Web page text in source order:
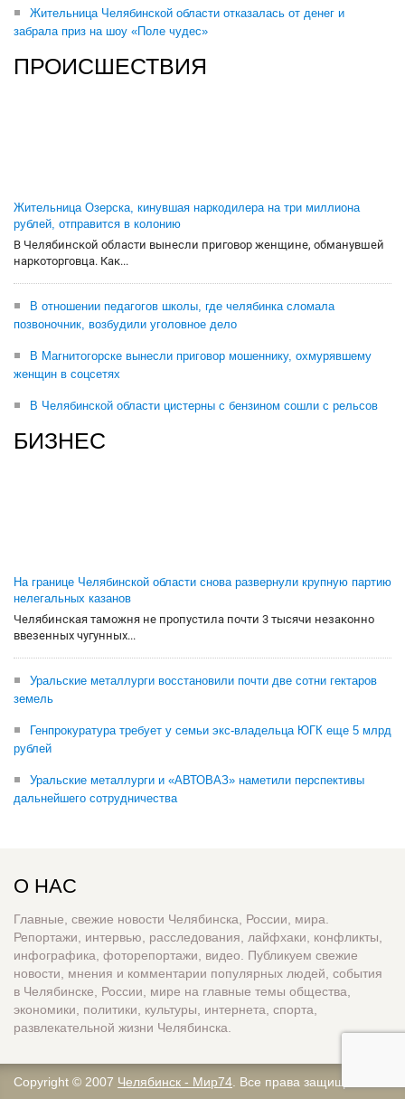
Жительница Челябинской области отказалась от денег и
забрала приз на шоу «Поле чудес»
ПРОИСШЕСТВИЯ
Жительница Озерска, кинувшая наркодилера на три миллиона
рублей, отправится в колонию
В Челябинской области вынесли приговор женщине, обманувшей
наркоторговца. Как...
В отношении педагогов школы, где челябинка сломала
позвоночник, возбудили уголовное дело
В Магнитогорске вынесли приговор мошеннику, охмурявшему
женщин в соцсетях
В Челябинской области цистерны с бензином сошли с рельсов
БИЗНЕС
На границе Челябинской области снова развернули крупную партию
нелегальных казанов
Челябинская таможня не пропустила почти 3 тысячи незаконно
ввезенных чугунных...
Уральские металлурги восстановили почти две сотни гектаров
земель
Генпрокуратура требует у семьи экс-владельца ЮГК еще 5 млрд
рублей
Уральские металлурги и «АВТОВАЗ» наметили перспективы
дальнейшего сотрудничества
О НАС
Главные, свежие новости Челябинска, России, мира.
Репортажи, интервью, расследования, лайфхаки, конфликты,
инфографика, фоторепортажи, видео. Публикуем свежие
новости, мнения и комментарии популярных людей, события
в Челябинске, России, мире на главные темы общества,
экономики, политики, культуры, интернета, спорта,
развлекательной жизни Челябинска.
Copyright © 2007 Челябинск - Мир74 . Все права защищены.